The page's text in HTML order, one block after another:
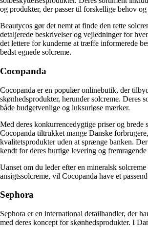
og produkter, der passer til forskellige behov
Beautycos gør det nemt at finde den rette
detaljerede beskrivelser og vejledninger for
det lettere for kunderne at træffe informerede
bedst egnede solcreme.
Cocopanda
Cocopanda er en populær onlinebutik, der
skønhedsprodukter, herunder solcreme. Deres
både budgetvenlige og luksuriøse mærker.
Med deres konkurrencedygtige priser og brede
Cocopanda tiltrukket mange Danske
kvalitetsprodukter uden at sprænge banken.
kendt for deres hurtige levering og
Uanset om du leder efter en mineralsk solcreme
ansigtssolcreme, vil Cocopanda have et
Sephora
Sephora er en international detailhandler, der
med deres koncept for skønhedsprodukter. I